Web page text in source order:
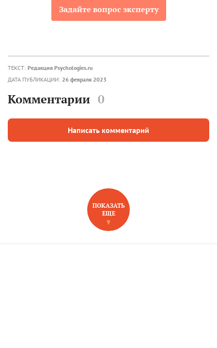
Задайте вопрос эксперту
ТЕКСТ: Редакция Psychologies.ru
ДАТА ПУБЛИКАЦИИ: 26 февраля 2023
Комментарии 0
Написать комментарий
НОВОЕ НА САЙТЕ
ПОКАЗАТЬ
ЕЩЕ